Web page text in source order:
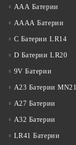
ААА Батерии
АААА Батерии
C Батерии LR14
D Батерии LR20
9V Батерии
A23 Батерии MN21
A27 Батерии
A32 Батерии
LR41 Батерии